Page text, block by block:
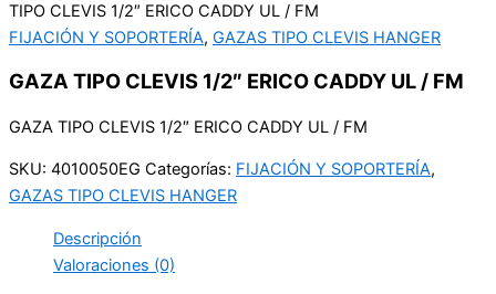
TIPO CLEVIS 1/2″ ERICO CADDY UL / FM
FIJACIÓN Y SOPORTERÍA, GAZAS TIPO CLEVIS HANGER
GAZA TIPO CLEVIS 1/2″ ERICO CADDY UL / FM
GAZA TIPO CLEVIS 1/2″ ERICO CADDY UL / FM
SKU: 4010050EG Categorías: FIJACIÓN Y SOPORTERÍA,
GAZAS TIPO CLEVIS HANGER
Descripción
Valoraciones (0)